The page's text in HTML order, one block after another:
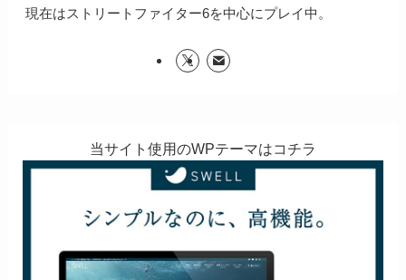
現在はストリートファイター6を中心にプレイ中。
当サイト使用のWPテーマはコチラ